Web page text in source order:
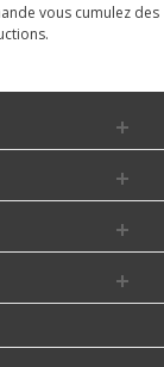
vous cumulez des